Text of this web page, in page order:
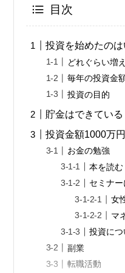
目次
投資を始めたの
どれぐらい増
毎年の投資金
投資の目的
貯金はできている
投資金額1000万
お金の勉強
本を読む
セミナ
女
マ
投資に
副業
転職活動